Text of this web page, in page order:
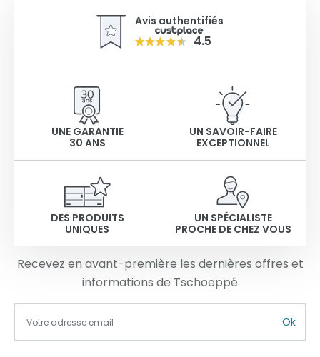
Avis authentifiés
4.5
UNE GARANTIE
30 ANS
UN SAVOIR-FAIRE
EXCEPTIONNEL
DES PRODUITS
UNIQUES
UN SPÉCIALISTE
PROCHE DE CHEZ VOUS
Recevez en avant-première les dernières offres et
informations de Tschoeppé
Ok